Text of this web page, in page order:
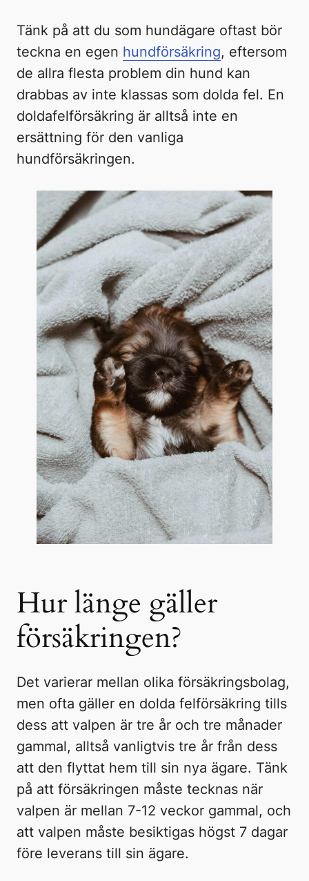
Tänk på att du som hundägare oftast bör
teckna en egen hundförsäkring, eftersom
de allra flesta problem din hund kan
drabbas av inte klassas som dolda fel. En
doldafelförsäkring är alltså inte en
ersättning för den vanliga
hundförsäkringen.
Hur länge gäller
försäkringen?
Det varierar mellan olika försäkringsbolag,
men ofta gäller en dolda felförsäkring tills
dess att valpen är tre år och tre månader
gammal, alltså vanligtvis tre år från dess
att den flyttat hem till sin nya ägare. Tänk
på att försäkringen måste tecknas när
valpen är mellan 7-12 veckor gammal, och
att valpen måste besiktigas högst 7 dagar
före leverans till sin ägare.